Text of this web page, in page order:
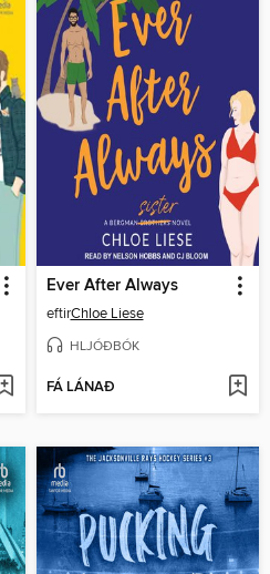
Ever After Always
eftirChloe Liese
HLJÓÐBÓK
FÁ LÁNAÐ